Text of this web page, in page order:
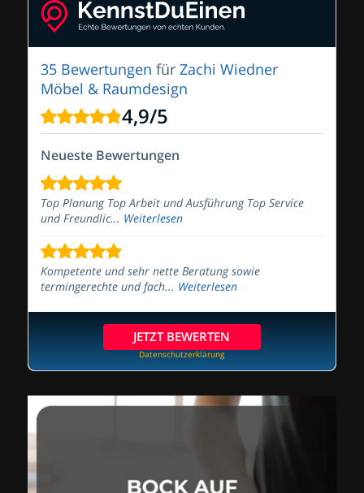
35 Bewertungen für Zachi Wiedner
Möbel & Raumdesign
4,9/5
Neueste Bewertungen
Top Planung Top Arbeit und Ausführung Top Service
und Freundlic... Weiterlesen
Kompetente und sehr nette Beratung sowie
termingerechte und fach... Weiterlesen
JETZT BEWERTEN
Datenschutzerklärung